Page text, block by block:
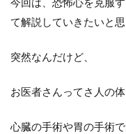
て解説していきたいと
突然なんだけど、
お医者さんってさ人の
心臓の手術や胃の手術で